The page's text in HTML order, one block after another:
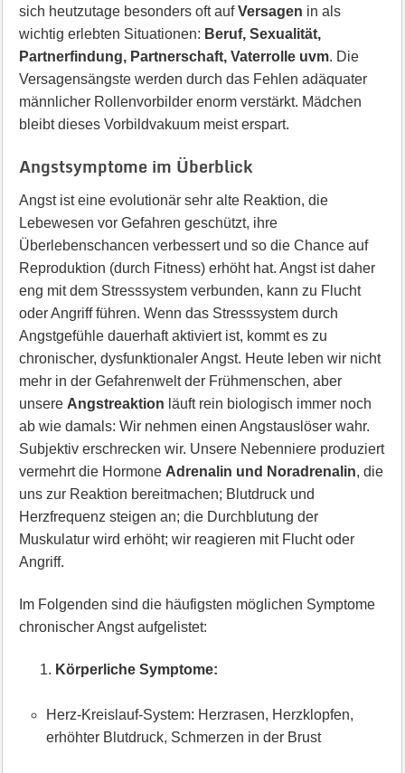
sich heutzutage besonders oft aufVersagen in als
wichtig erlebten Situationen: Beruf, Sexualität,
Partnerfindung, Partnerschaft, Vaterrolle uvm. Die
Versagensängste werden durch das Fehlen adäquater
männlicher Rollenvorbilder enorm verstärkt. Mädchen
bleibt dieses Vorbildvakuum meist erspart.
Angstsymptome im Überblick
Angst ist eine evolutionär sehr alte Reaktion, die
Lebewesen vor Gefahren geschützt, ihre
Überlebenschancen verbessert und so die Chance auf
Reproduktion (durch Fitness) erhöht hat. Angst ist daher
eng mit dem Stresssystem verbunden, kann zu Flucht
oder Angriff führen. Wenn das Stresssystem durch
Angstgefühle dauerhaft aktiviert ist, kommt es zu
chronischer, dysfunktionaler Angst. Heute leben wir nicht
mehr in der Gefahrenwelt der Frühmenschen, aber
unsere Angstreaktion läuft rein biologisch immer noch
ab wie damals: Wir nehmen einen Angstauslöser wahr.
Subjektiv erschrecken wir. Unsere Nebenniere produziert
vermehrt die Hormone Adrenalin und Noradrenalin, die
uns zur Reaktion bereitmachen; Blutdruck und
Herzfrequenz steigen an; die Durchblutung der
Muskulatur wird erhöht; wir reagieren mit Flucht oder
Angriff.
Im Folgenden sind die häufigsten möglichen Symptome
chronischer Angst aufgelistet:
Körperliche Symptome:
Herz-Kreislauf-System: Herzrasen, Herzklopfen,
erhöhter Blutdruck, Schmerzen in der Brust